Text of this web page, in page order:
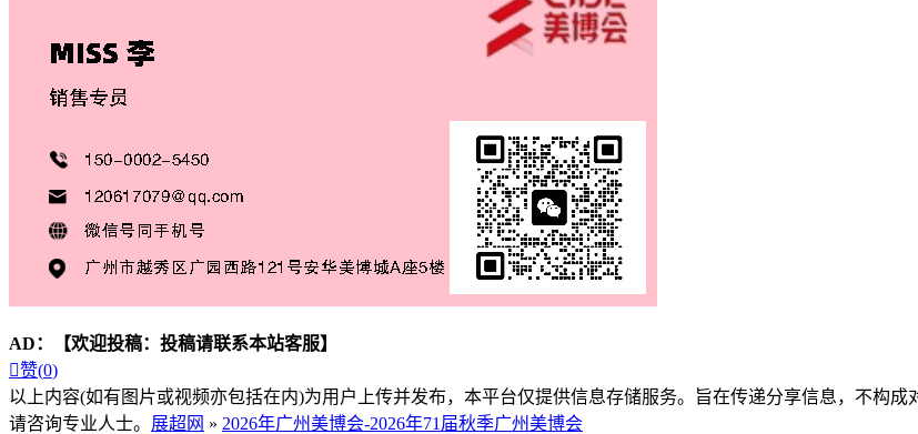
AD：
【欢迎投稿：投稿请联系本站客服】
赞(0)
以上内容(如有图片或视频亦包括在内)为用户上传并发布，本平台仅提供信息存储服务。旨在传递分享信息，不构成
请咨询专业人士。 展超网 » 2026年广州美博会-2026年71届秋季广州美博会